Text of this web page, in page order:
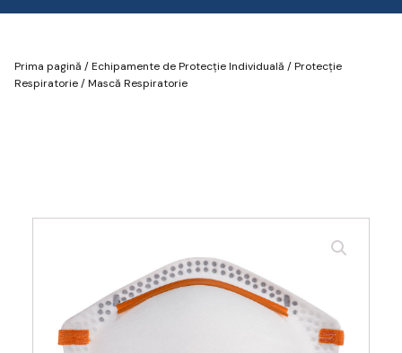
Prima pagină /Echipamente de Protecție Individuală /Protecție
Respiratorie/ Mască Respiratorie